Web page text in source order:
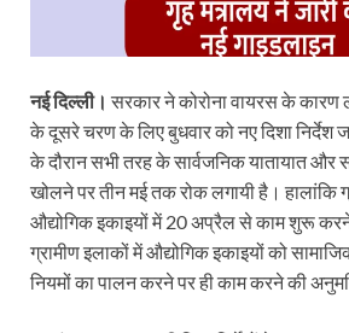
नई दिल्ली। सरकार ने कोरोना वायरस के कारण
के दूसरे चरण के लिए बुधवार को नए दिशा निर्देश
के दौरान सभी तरह के सार्वजनिक यातायात और
खोलने पर तीन मई तक रोक लगायी है। हालांकि
औद्योगिक इकाइयों में 20 अप्रैल से काम शुरू करने
ग्रामीण इलाकों में औद्योगिक इकाइयों को
नियमों का पालन करने पर ही काम करने की